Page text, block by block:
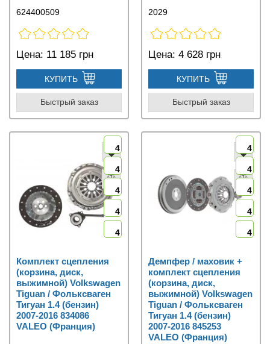
624400509
Цена: 11 185 грн
КУПИТЬ
Быстрый заказ
2029
Цена: 4 628 грн
КУПИТЬ
Быстрый заказ
4
4
4
4
4
Комплект сцепления
(корзина, диск,
выжимной) Volkswagen
Tiguan / Фольксваген
Тигуан 1.4 (бензин)
2007-2016 834086
VALEO (Франция)
4
4
4
4
4
Демпфер / маховик +
комплект сцепления
(корзина, диск,
выжимной) Volkswagen
Tiguan / Фольксваген
Тигуан 1.4 (бензин)
2007-2016 845253
VALEO (Франция)